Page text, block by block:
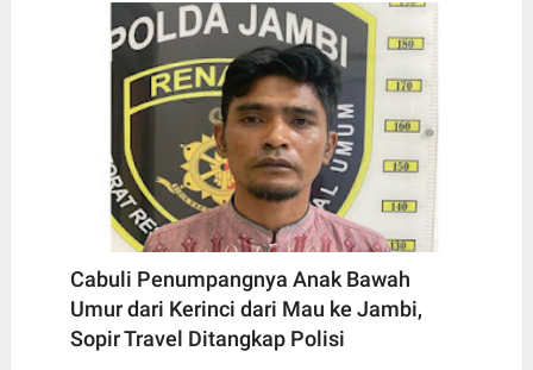
Cabuli Penumpangnya Anak Bawah
Umur dari Kerinci dari Mau ke Jambi,
Sopir Travel Ditangkap Polisi